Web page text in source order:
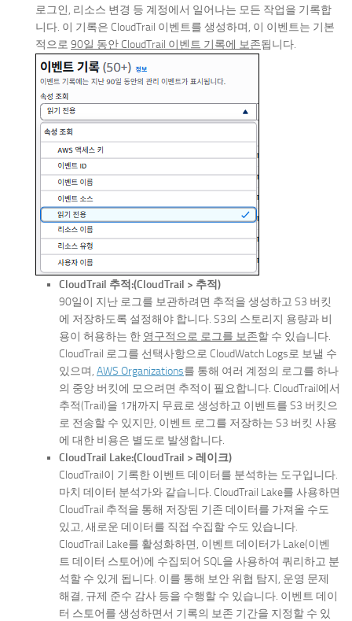
로그인, 리소스 변경 등 계정에서 일어나는 모든 작업을 기록합
니다. 이 기록은 CloudTrail 이벤트를 생성하며, 이 이벤트는 기본
적으로 90일 동안 CloudTrail 이벤트 기록에 보존됩니다.
CloudTrail 추적:(CloudTrail > 추적)
90일이 지난 로그를 보관하려면 추적을 생성하고 S3 버킷
에 저장하도록 설정해야 합니다. S3의 스토리지 용량과 비
용이 허용하는 한 영구적으로 로그를 보존할 수 있습니다.
CloudTrail 로그를 선택사항으로 CloudWatch Logs로 보낼 수
있으며, AWS Organizations를 통해 여러 계정의 로그를 하나
의 중앙 버킷에 모으려면 추적이 필요합니다. CloudTrail에서
추적(Trail)을 1개까지 무료로 생성하고 이벤트를 S3 버킷으
로 전송할 수 있지만, 이벤트 로그를 저장하는 S3 버킷 사용
에 대한 비용은 별도로 발생합니다.
CloudTrail Lake:(CloudTrail > 레이크)
CloudTrail이 기록한 이벤트 데이터를 분석하는 도구입니다.
마치 데이터 분석가와 같습니다. CloudTrail Lake를 사용하면
CloudTrail 추적을 통해 저장된 기존 데이터를 가져올 수도
있고, 새로운 데이터를 직접 수집할 수도 있습니다.
CloudTrail Lake를 활성화하면, 이벤트 데이터가 Lake(이벤
트 데이터 스토어)에 수집되어 SQL을 사용하여 쿼리하고 분
석할 수 있게 됩니다. 이를 통해 보안 위협 탐지, 운영 문제
해결, 규제 준수 감사 등을 수행할 수 있습니다. 이벤트 데이
터 스토어를 생성하면서 기록의 보존 기간을 지정할 수 있